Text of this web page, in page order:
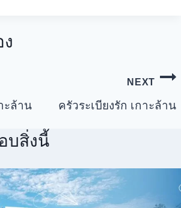
ะล้าน
NEXT
ครัวระเบียงรัก เกาะล้าน
บสิ่งนี้